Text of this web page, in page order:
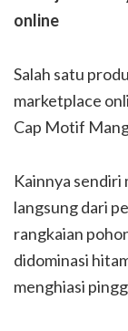
online
Salah satu
marketplace
Cap Motif
Kainnya sendiri
langsung dari
rangkaian
didominasi
menghiasi